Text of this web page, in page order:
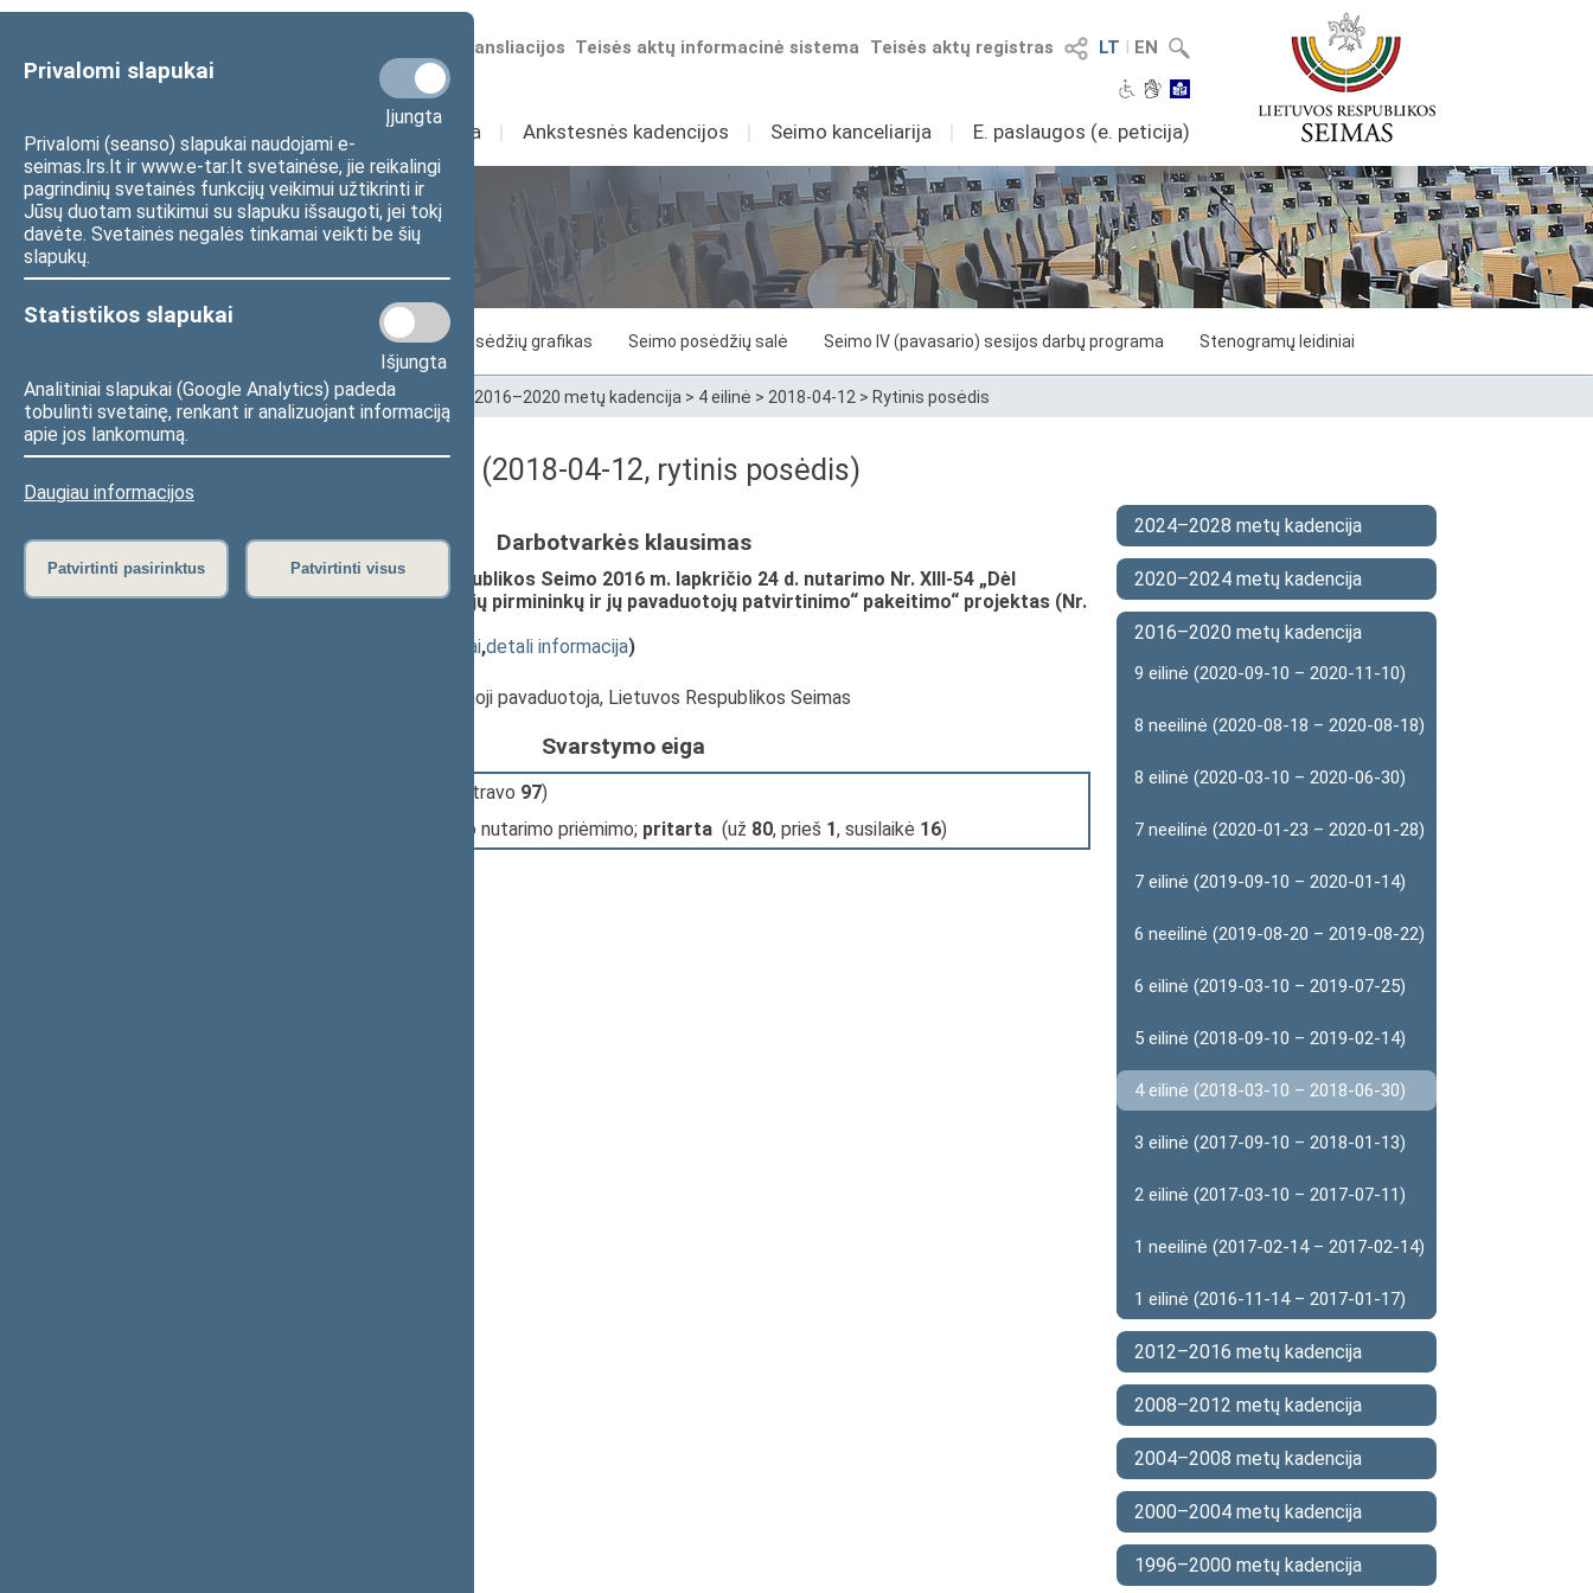
Privalomi slapukai
Įjungta
Privalomi (seanso) slapukai naudojami e-
seimas.lrs.lt ir www.e-tar.lt svetainėse, jie reikalingi
pagrindinių svetainės funkcijų veikimui užtikrinti ir
Jūsų duotam sutikimui su slapuku išsaugoti, jei tokį
davėte. Svetainės negalės tinkamai veikti be šių
slapukų.
Statistikos slapukai
Išjungta
Analitiniai slapukai (Google Analytics) padeda
tobulinti svetainę, renkant ir analizuojant informaciją
apie jos lankomumą.
Daugiau informacijos
Patvirtinti pasirinktus Patvirtinti visus
LT I EN
Teisės aktų registras
Teisės aktų informacinė sistema
Numatomos transliacijos
Sudėtis Veikla I Ankstesnės kadencijos I Seimo kanceliarija I E. paslaugos (e. peticija)
Seimo posėdžiai
Posėdžiai Posėdžių grafikas Seimo posėdžių salė Seimo IV (pavasario) sesijos darbų programa Stenogramų leidiniai
Pradžia>Seimo posėdžiai>Kadencijos 2016–2020 metų kadencija > 4 eilinė > 2018-04-12 > Rytinis posėdis
Darbotvarkės klausimas (2018-04-12, rytinis posėdis)
Darbotvarkės klausimas
Seimo nutarimo „Dėl Lietuvos Respublikos Seimo 2016 m. lapkričio 24 d. nutarimo Nr. XIII-54 „Dėl
Lietuvos Respublikos Seimo komisijų pirmininkų ir jų pavaduotojų patvirtinimo“ pakeitimo“ projektas (Nr.
susiję dokumentai,detali informacija)
, Seimo Pirmininko pirmoji pavaduotoja, Lietuvos Respublikos Seimas
Svarstymo eiga
(užsiregistravo 97)
dėl Seimo nutarimo priėmimo; pritarta (už 80, prieš 1, susilaikė 16)
2024–2028 metų kadencija
2020–2024 metų kadencija
2016–2020 metų kadencija
9 eilinė (2020-09-10 – 2020-11-10)
8 neeilinė (2020-08-18 – 2020-08-18)
8 eilinė (2020-03-10 – 2020-06-30)
7 neeilinė (2020-01-23 – 2020-01-28)
7 eilinė (2019-09-10 – 2020-01-14)
6 neeilinė (2019-08-20 – 2019-08-22)
6 eilinė (2019-03-10 – 2019-07-25)
5 eilinė (2018-09-10 – 2019-02-14)
4 eilinė (2018-03-10 – 2018-06-30)
3 eilinė (2017-09-10 – 2018-01-13)
2 eilinė (2017-03-10 – 2017-07-11)
1 neeilinė (2017-02-14 – 2017-02-14)
1 eilinė (2016-11-14 – 2017-01-17)
2012–2016 metų kadencija
2008–2012 metų kadencija
2004–2008 metų kadencija
2000–2004 metų kadencija
1996–2000 metų kadencija